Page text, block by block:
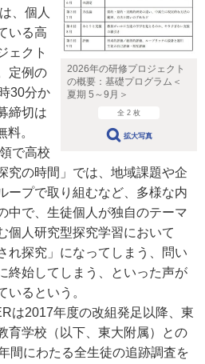
2026年の研修プロジェクト
の概要：基礎プログラム＜
夏期 5～9月＞
全 2 枚
拡大写真
、個人
いる高
ェクト
定例の
30分か
締切は
。
で高校
究の時間」では、地域課題や企
ープで取り組むなど、多様な内
中で、生徒個人が独自のテーマ
個人研究型探究学習において
れ探究」になってしまう、問い
終始してしまう、といった声が
いるという。
は2017年度の改組発足以降、東
育学校（以下、東大附属）との
間にわたる全生徒の追跡調査を